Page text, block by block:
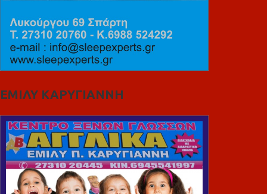
ΕΜΙΛΥ ΚΑΡΥΓΙΑΝΝΗ